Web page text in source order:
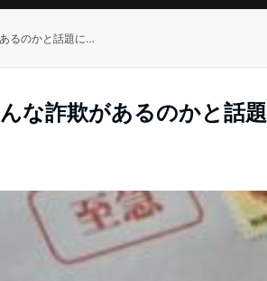
るのかと話題に…
な詐欺があるのかと話題